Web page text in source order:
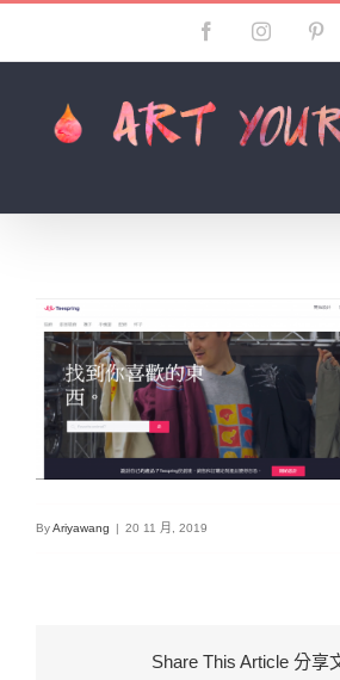
FacebookInstagram
ByAriyawang | 20 11 月, 2019
Share This Article 分享